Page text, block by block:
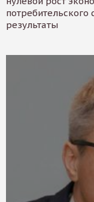
результаты